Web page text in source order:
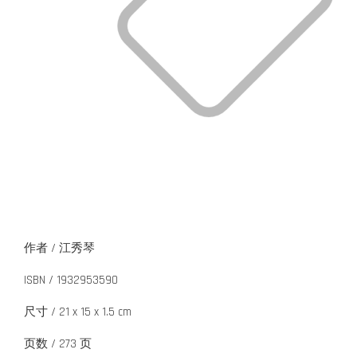
作者 / 江秀琴
ISBN / 1932953590
尺寸 / 21 x 15 x 1.5 cm
页数 / 273 页